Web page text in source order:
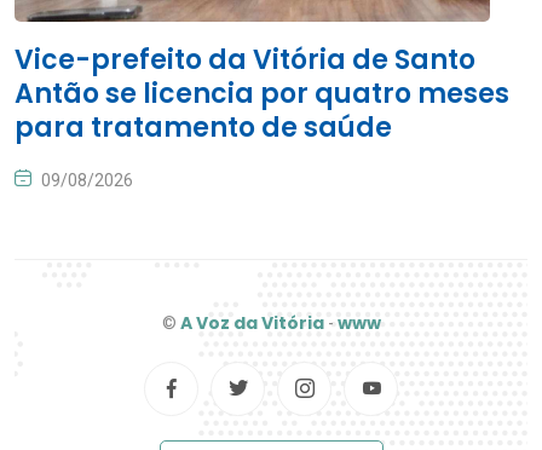
Vice-prefeito da Vitória de Santo
Antão se licencia por quatro meses
para tratamento de saúde
09/08/2026
© A Voz da Vitória- www